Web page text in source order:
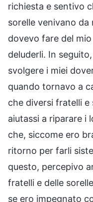
richiesta e sentivo
sorelle venivano da
dovevo fare del
deluderli. In
svolgere i miei
quando tornavo a
che diversi fratelli e
aiutassi a riparare i
che, siccome ero
ritorno per farli
questo, percepivo
fratelli e delle
se ero impegnato